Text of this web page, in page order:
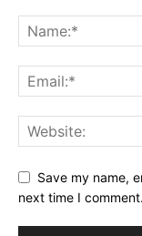
Save my name,
next time I comment.